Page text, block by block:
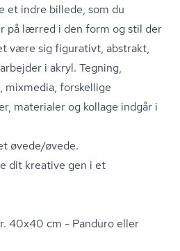
et indre billede, som du
på lærred i den form og stil der
være sig figurativt, abstrakt,
i akryl. Tegning,
forskellige
materialer og kollage indgår i
øvede/øvede.
dit kreative gen i et
40x40 cm - Panduro eller